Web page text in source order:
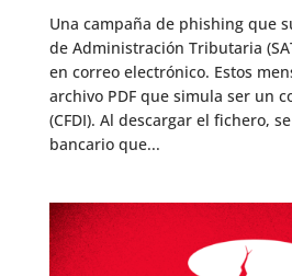
Una campaña de phishing que
de Administración Tributaria
en correo electrónico. Estos
archivo PDF que simula ser un
(CFDI). Al descargar el fichero,
bancario que...